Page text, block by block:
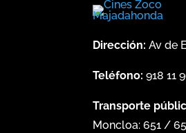
Dirección: Av de
Teléfono: 918 11
Transporte
Moncloa:651 /